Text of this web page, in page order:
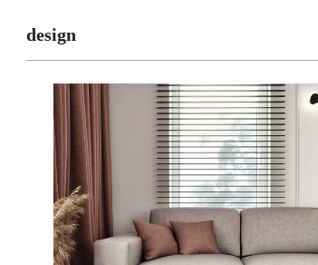
design